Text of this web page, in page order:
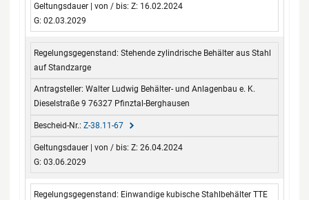
Z: 16.02.2024
G: 02.03.2029
Stehende zylindrische Behälter aus Stahl
auf Standzarge
Walter Ludwig Behälter- und Anlagenbau e. K.
Dieselstraße 9 76327 Pfinztal-Berghausen
Z-38.11-67
Z: 26.04.2024
G: 03.06.2029
Einwandige kubische Stahlbehälter TTE